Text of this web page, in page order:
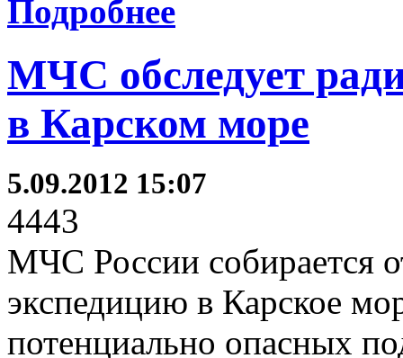
Подробнее
МЧС обследует
в Карском море
5.09.2012 15:07
4443
МЧС России собирается
экспедицию в Карское
потенциально опасных